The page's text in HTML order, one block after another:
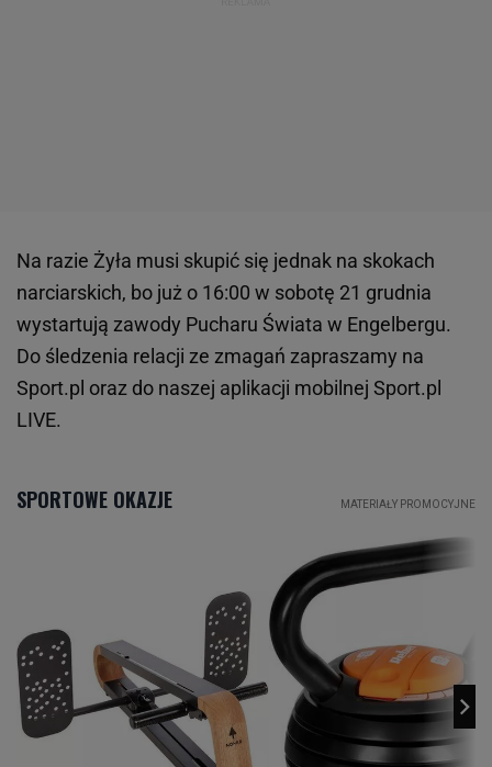
Na razie Żyła musi skupić się jednak na skokach
narciarskich, bo już o 16:00 w sobotę 21 grudnia
wystartują zawody Pucharu Świata w Engelbergu.
Do śledzenia relacji ze zmagań zapraszamy na
Sport.pl oraz do naszej aplikacji mobilnej Sport.pl
LIVE.